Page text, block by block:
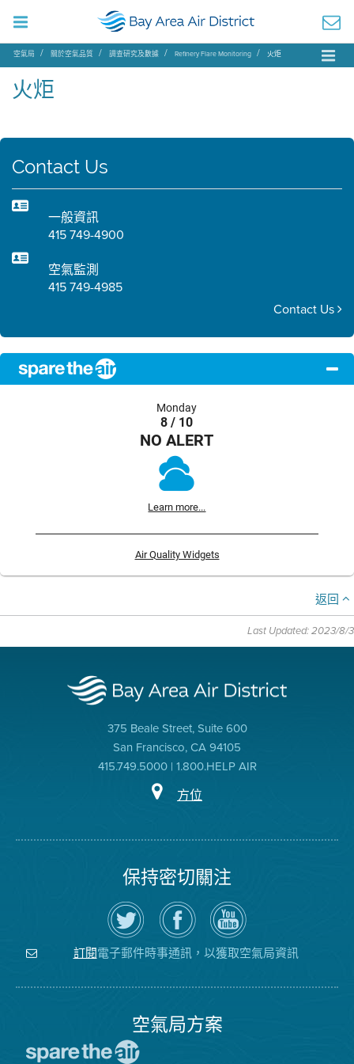
空氣局 關於空氣品質 調查研究及數據 Refinery Flare Monitoring 火炬
火炬
Contact Us
一般資訊
415 749-4900
空氣監測
415 749-4985
Contact Us
Monday
8 / 10
NO ALERT
Learn more...
Air Quality Widgets
返回
Last Updated: 2023/8/3
375 Beale Street, Suite 600
San Francisco, CA 94105
415.749.5000 | 1.800.HELP AIR
方位
保持密切關注
在
Twitter
上
關
注
空
瀏
覽
氣
局
的
空
氣
局
YouTube
頻
道
訂閱電子郵件時事通訊，以獲取空氣局資訊
空氣局方案